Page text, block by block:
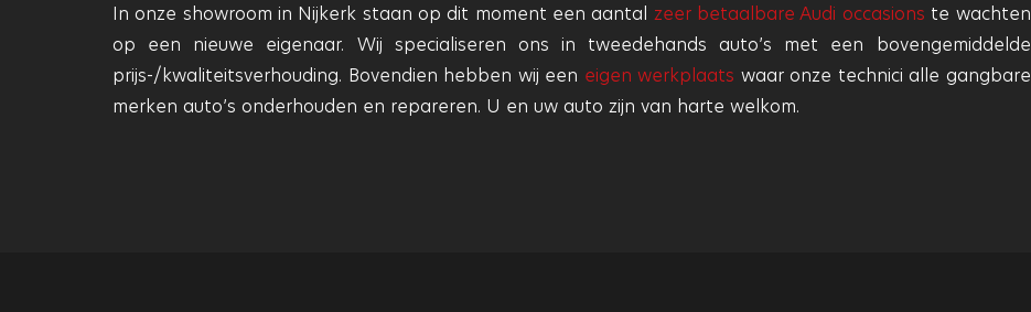
In onze showroom in Nijkerk staan op dit moment een aantal zeer betaalbare Audi occasions te wachten
op een nieuwe eigenaar. Wij specialiseren ons in tweedehands auto’s met een bovengemiddelde
prijs-/kwaliteitsverhouding. Bovendien hebben wij een eigen werkplaats waar onze technici alle gangbare
merken auto’s onderhouden en repareren. U en uw auto zijn van harte welkom.